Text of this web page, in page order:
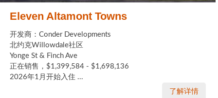
Eleven Altamont Towns
开发商：Conder Developments
北约克Willowdale社区
Yonge St & Finch Ave
正在销售，$1,399,584 - $1,698,136
2026年1月开始入住 ...
了解详情